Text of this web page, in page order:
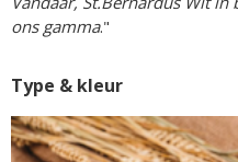
ons gamma."
Type & kleur